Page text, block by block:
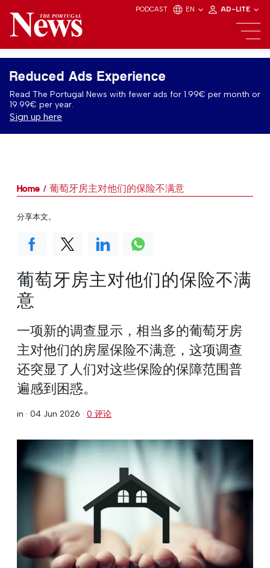
PODCAST EN AD-LITE
Reduced Ads Experience
Read The Portugal News with fewer ads for 1.99€ per month or
19.99€ per year.
Sign up here
Home 葡萄牙房主对他们的保险不满意
葡萄牙房主对他们的保险不满
意
一项新的调查显示，相当多的葡萄牙房
主对他们的房屋保险不满意，这项调查
还突显了人们对这些保险的保障范围普
遍感到困惑。
in · 04 Jun 2026 · 0 评论
分享本文。